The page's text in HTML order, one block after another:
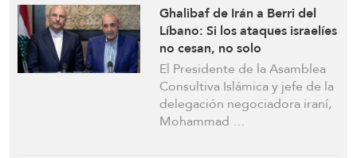
Ghalibaf de Irán a Berri del
Líbano: Si los ataques israelíes
no cesan, no solo
suspenderemos las
negociaciones, sino que
también nos uniremos a la
lucha
El Presidente de la Asamblea
Consultiva Islámica y jefe de la
delegación negociadora iraní,
Mohammad …